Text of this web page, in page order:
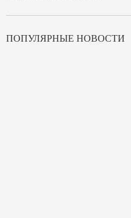
ПОПУЛЯРНЫЕ НОВОСТИ